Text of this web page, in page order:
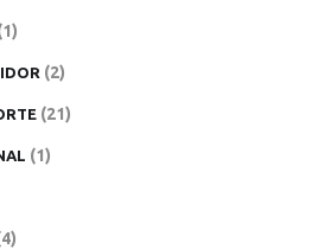
(2)
(21)
(1)